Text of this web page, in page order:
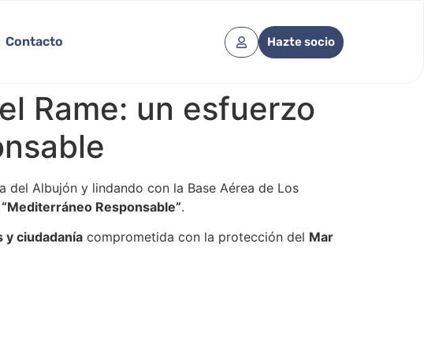
Contacto Hazte socio
Rame: un esfuerzo
del Albujón y lindando con la Base Aérea de Los
“Mediterráneo Responsable”.
y ciudadanía comprometida con la protección del Mar